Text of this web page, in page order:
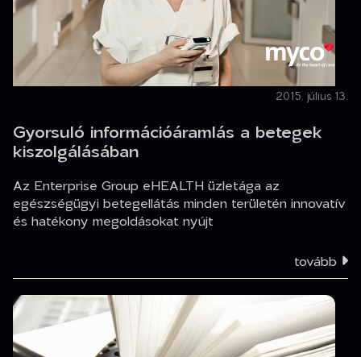
2015. július 13.
Gyorsuló információáramlás a betegek
kiszolgálásában
Az Enterprise Group eHEALTH üzletága az
egészségügyi betegellátás minden területén innovatív
és hatékony megoldásokat nyújt
tovább